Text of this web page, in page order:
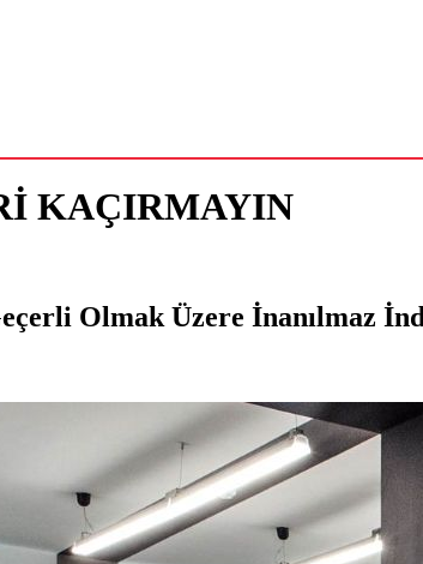
KAÇIRMAYIN
Olmak Üzere İnanılmaz